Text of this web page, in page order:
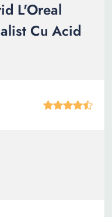
L'Oreal
Cu Acid